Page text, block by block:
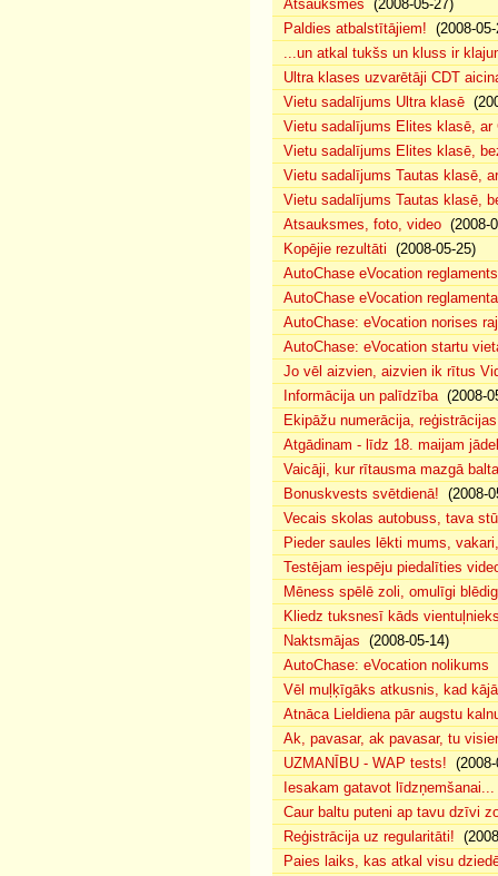
Atsauksmes (2008-05-27)
Paldies atbalstītājiem! (2008-
...un atkal tukšs un kluss ir
Ultra klases uzvarētāji CDT
Vietu sadalījums Ultra klasē
Vietu sadalījums Elites klasē, ar
Vietu sadalījums Elites klasē,
Vietu sadalījums Tautas klasē,
Vietu sadalījums Tautas klasē,
Atsauksmes, foto, video (2008-
Kopējie rezultāti (2008-05-25)
AutoChase eVocation reglaments
AutoChase eVocation
AutoChase: eVocation norises
AutoChase: eVocation startu
Jo vēl aizvien, aizvien ik rītus
Informācija un palīdzība(2008-
Ekipāžu numerācija,
Atgādinam - līdz 18. maijam
Vaicāji, kur rītausma mazgā
Bonuskvests svētdienā! (2008-
Vecais skolas autobuss, tava
Pieder saules lēkti mums,
Testējam iespēju piedalīties
Mēness spēlē zoli, omulīgi
Kliedz tuksnesī kāds
Naktsmājas (2008-05-14)
AutoChase: eVocation nolikums
Vēl muļķīgāks atkusnis, kad
Atnāca Lieldiena pār augstu
Ak, pavasar, ak pavasar, tu
UZMANĪBU - WAP tests!
Iesakam gatavot līdzņemšanai...
Caur baltu puteni ap tavu dzīvi
Reģistrācija uz regularitāti!
Paies laiks, kas atkal visu